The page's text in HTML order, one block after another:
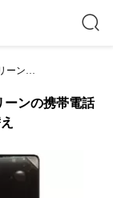
ーンの
ーンの携帯電話